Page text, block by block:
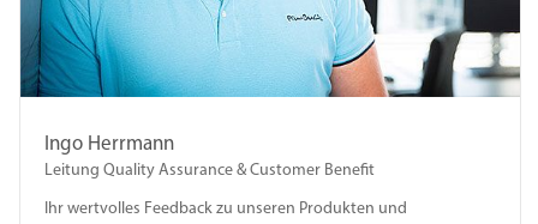
Ingo Herrmann
Leitung Quality Assurance & Customer Benefit
Ihr wertvolles Feedback zu unseren Produkten und